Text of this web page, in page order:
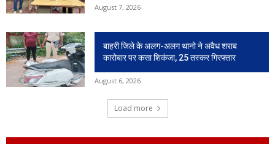
August 7, 2026
बाहरी जिले के अलग-अलग थानो ने अवैध शराब
कारोबार पर कसा शिकंजा, 25 तस्कर गिरफ्तार
August 6, 2026
Load more